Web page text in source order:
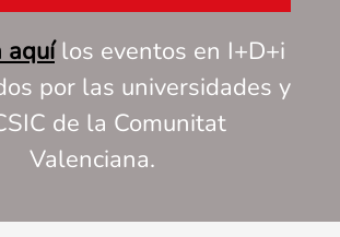
aquílos eventos en I+D+i
por las universidades y
de la Comunitat
Valenciana.